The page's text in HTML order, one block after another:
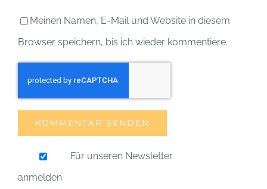
Meinen Namen, E-Mail und Website in diesem
Browser speichern, bis ich wieder kommentiere.
Für unseren Newsletter
anmelden